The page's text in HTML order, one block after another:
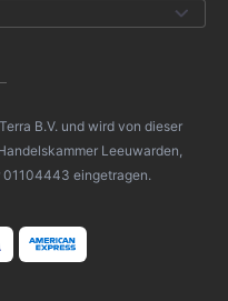
B.V. und wird von dieser
Leeuwarden,
01104443 eingetragen.